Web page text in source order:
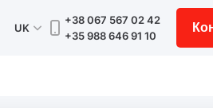
UK
+38 067 567 02 42
+35 988 646 91 10